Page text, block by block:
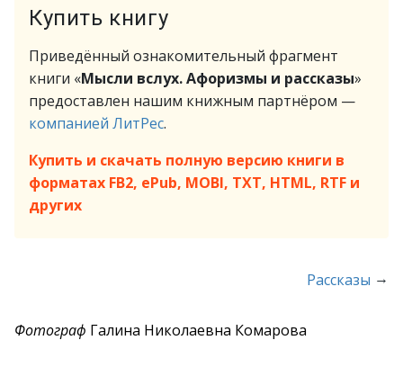
Купить книгу
Приведённый ознакомительный фрагмент
книги «Мысли вслух. Афоризмы и рассказы»
предоставлен нашим книжным партнёром —
компанией ЛитРес.
Купить и скачать полную версию книги в
форматах FB2, ePub, MOBI, TXT, HTML, RTF и
других
Рассказы →
Фотограф Галина Николаевна Комарова